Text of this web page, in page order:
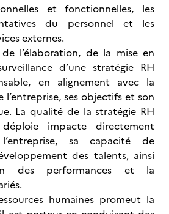
et fonctionnelles, les
du personnel et les
externes.
l’élaboration, de la mise en
d’une stratégie RH
en alignement avec la
ses objectifs et son
La qualité de la stratégie RH
impacte directement
sa capacité de
des talents, ainsi
des performances et la
humaines promeut la